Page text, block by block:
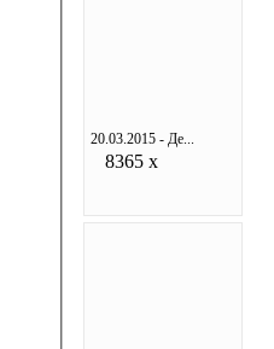
20.03.2015 - Де...
8365 x